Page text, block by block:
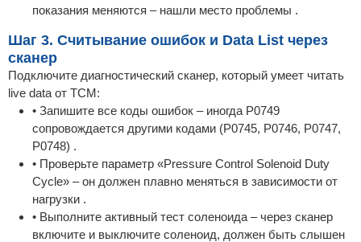
показания меняются – нашли место проблемы .
Шаг 3. Считывание ошибок и Data List через
сканер
Подключите диагностический сканер, который умеет читать
live data от TCM:
• Запишите все коды ошибок – иногда P0749
сопровождается другими кодами (P0745, P0746, P0747,
P0748) .
• Проверьте параметр «Pressure Control Solenoid Duty
Cycle» – он должен плавно меняться в зависимости от
нагрузки .
• Выполните активный тест соленоида – через сканер
включите и выключите соленоид, должен быть слышен